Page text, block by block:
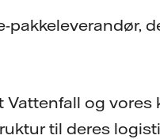
og vores
til deres